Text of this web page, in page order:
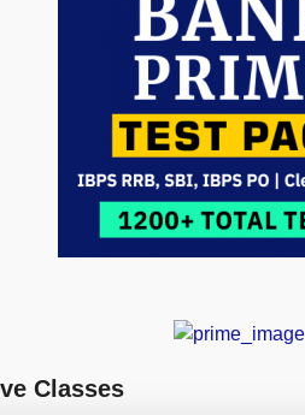
Classes